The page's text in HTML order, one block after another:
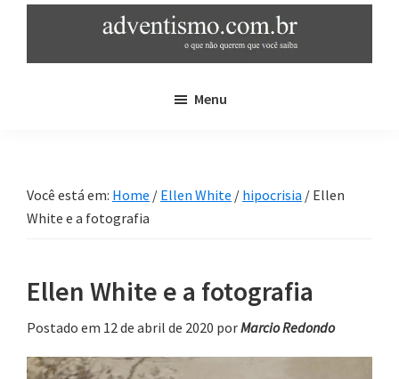
main
sidebar
que
Menu
Você está em: Home / Ellen White / hipocrisia / Ellen
White e a fotografia
Ellen White e a fotografia
Postado em 12 de abril de 2020 porMarcio Redondo